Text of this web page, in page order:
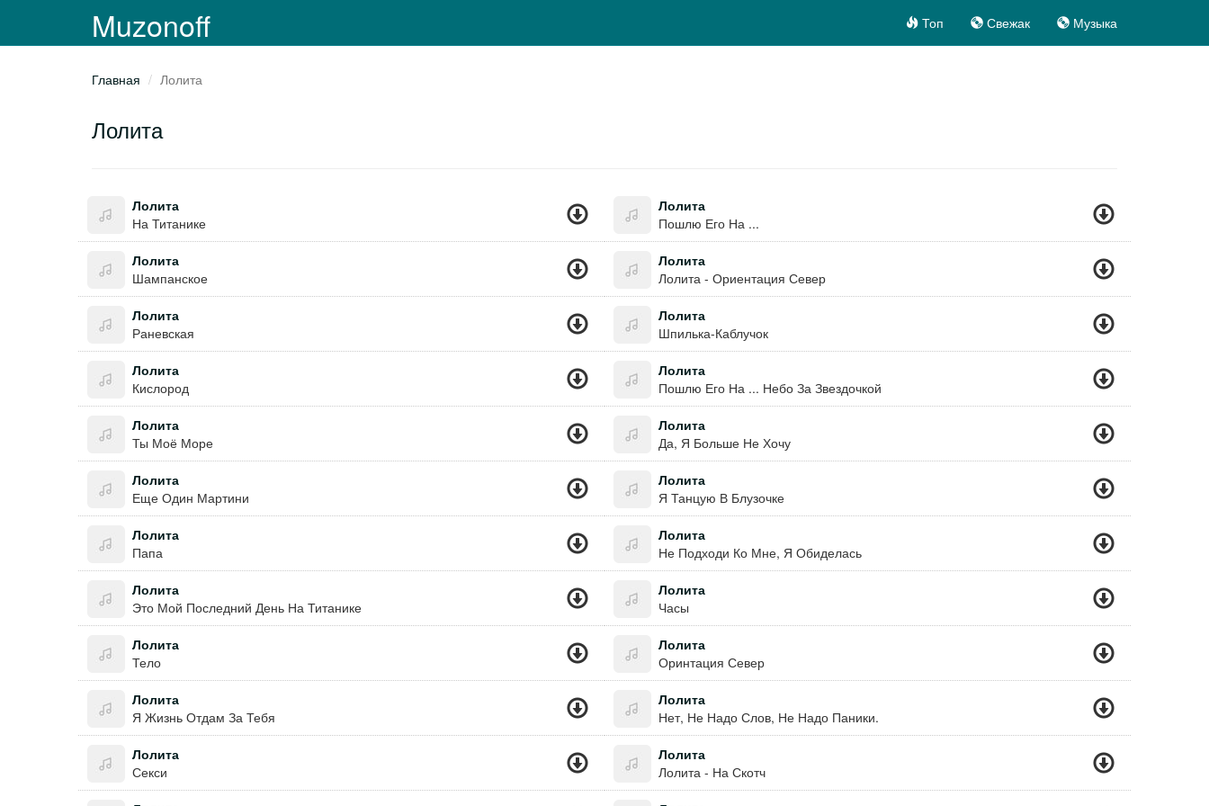
Muzonoff Топ Свежак Музыка
Главная Лолита
Лолита
Лолита
На Титанике
Лолита
Пошлю Его На ...
Лолита
Шампанское
Лолита
Лолита - Ориентация Север
Лолита
Раневская
Лолита
Шпилька-Каблучок
Лолита
Кислород
Лолита
Пошлю Его На ... Небо За Звездочкой
Лолита
Ты Моё Море
Лолита
Да, Я Больше Не Хочу
Лолита
Еще Один Мартини
Лолита
Я Танцую В Блузочке
Лолита
Папа
Лолита
Не Подходи Ко Мне, Я Обиделась
Лолита
Это Мой Последний День На Титанике
Лолита
Часы
Лолита
Тело
Лолита
Оринтация Север
Лолита
Я Жизнь Отдам За Тебя
Лолита
Нет, Не Надо Слов, Не Надо Паники.
Лолита
Секси
Лолита
Лолита - На Скотч